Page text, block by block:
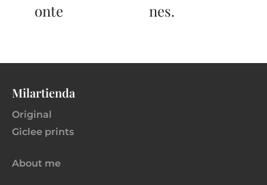
onte
nes.
Milartienda
Original
Giclee prints
About me